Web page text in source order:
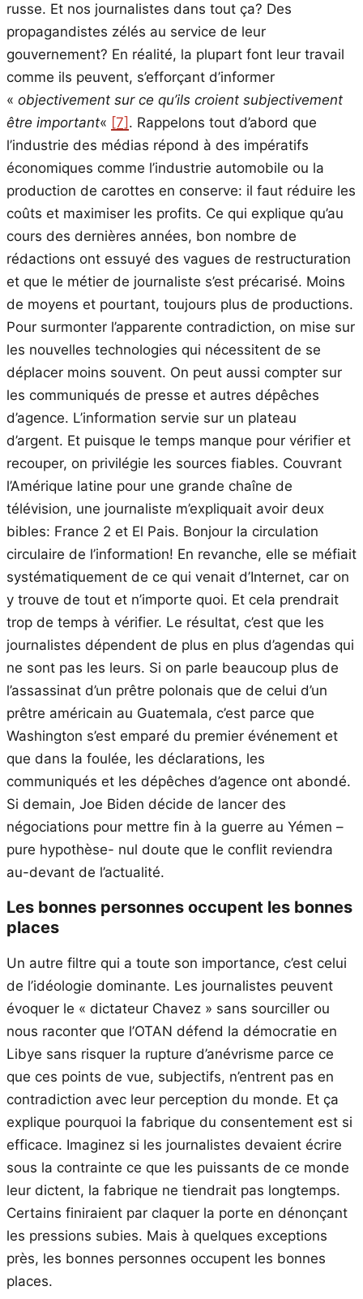
russe. Et nos journalistes dans tout ça? Des
propagandistes zélés au service de leur
gouvernement? En réalité, la plupart font leur travail
comme ils peuvent, s’efforçant d’informer
« objectivement sur ce qu’ils croient subjectivement
être important« [7] . Rappelons tout d’abord que
l’industrie des médias répond à des impératifs
économiques comme l’industrie automobile ou la
production de carottes en conserve: il faut réduire les
coûts et maximiser les profits. Ce qui explique qu’au
cours des dernières années, bon nombre de
rédactions ont essuyé des vagues de restructuration
et que le métier de journaliste s’est précarisé. Moins
de moyens et pourtant, toujours plus de productions.
Pour surmonter l’apparente contradiction, on mise sur
les nouvelles technologies qui nécessitent de se
déplacer moins souvent. On peut aussi compter sur
les communiqués de presse et autres dépêches
d’agence. L’information servie sur un plateau
d’argent. Et puisque le temps manque pour vérifier et
recouper, on privilégie les sources fiables. Couvrant
l’Amérique latine pour une grande chaîne de
télévision, une journaliste m’expliquait avoir deux
bibles: France 2 et El Pais. Bonjour la circulation
circulaire de l’information! En revanche, elle se méfiait
systématiquement de ce qui venait d’Internet, car on
y trouve de tout et n’importe quoi. Et cela prendrait
trop de temps à vérifier. Le résultat, c’est que les
journalistes dépendent de plus en plus d’agendas qui
ne sont pas les leurs. Si on parle beaucoup plus de
l’assassinat d’un prêtre polonais que de celui d’un
prêtre américain au Guatemala, c’est parce que
Washington s’est emparé du premier événement et
que dans la foulée, les déclarations, les
communiqués et les dépêches d’agence ont abondé.
Si demain, Joe Biden décide de lancer des
négociations pour mettre fin à la guerre au Yémen –
pure hypothèse- nul doute que le conflit reviendra
au-devant de l’actualité.
Les bonnes personnes occupent les bonnes
places
Un autre filtre qui a toute son importance, c’est celui
de l’idéologie dominante. Les journalistes peuvent
évoquer le « dictateur Chavez » sans sourciller ou
nous raconter que l’OTAN défend la démocratie en
Libye sans risquer la rupture d’anévrisme parce ce
que ces points de vue, subjectifs, n’entrent pas en
contradiction avec leur perception du monde. Et ça
explique pourquoi la fabrique du consentement est si
efficace. Imaginez si les journalistes devaient écrire
sous la contrainte ce que les puissants de ce monde
leur dictent, la fabrique ne tiendrait pas longtemps.
Certains finiraient par claquer la porte en dénonçant
les pressions subies. Mais à quelques exceptions
près, les bonnes personnes occupent les bonnes
places.